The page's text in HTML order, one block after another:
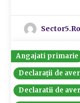
Sector5.ro
Angajati primarie
Declarații de
Declaratii de